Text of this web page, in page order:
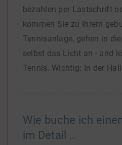
bezahlen per Lastschrift
kommen Sie zu Ihrem
Tennisanlage, gehen in
selbst das Licht an - und
Tennis. Wichtig: In der
Wie buche ich
im Detail ..